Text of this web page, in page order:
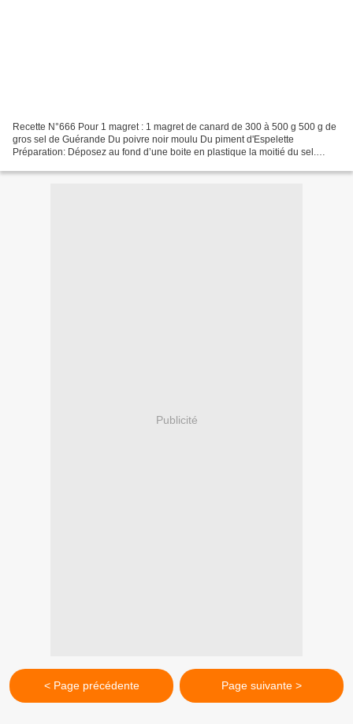
Recette N°666 Pour 1 magret : 1 magret de canard de 300 à 500 g 500 g de
gros sel de Guérande Du poivre noir moulu Du piment d'Espelette
Préparation: Déposez au fond d’une boite en plastique la moitié du sel.
Publicité
< Page précédente Page suivante >